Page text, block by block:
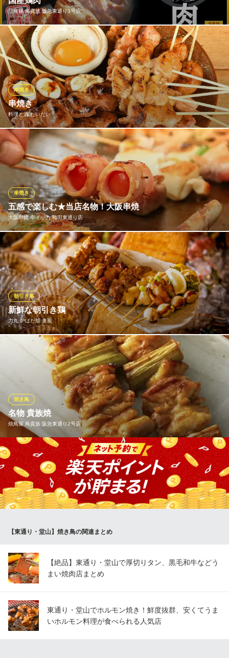
串焼屋 サカトリーナ
魚×鶏×野菜×居酒屋
阪急線大阪梅田駅 徒歩7分
大阪府大阪市北区堂山町8-21 石本ビル1F
焼鳥屋 鳥貴族 阪急東通り3号店
おいしい焼鳥は鮮度が大事。価格・味わいともに 満足いただける
焼鳥を追求した結果、 鳥貴族の焼鳥は国産鶏肉を使用しておりま
す。
焼鳥屋 鳥貴族 阪急東通り3号店
焼鳥
大阪メトロ御堂筋線梅田駅13番出口 徒歩4分
大阪府大阪市北区小松原町1-10 梅田パルビル4F
串焼き
料理と酒 たいだい
串焼き
自家配合のタレ4種[醤油タレ・酢タレ・カラシダレ・ニンニク醤
油]でご提供しており、様々な風味でリーズナブルに何本でもお楽
しみいただけます♪
料理と酒 たいだい
焼き鳥
大阪メトロ谷町線東梅田駅 徒歩4分
大阪府大阪市北区小松原町4-5
五感で楽しむ★当店名物！大阪串焼
大阪串焼 串イッカ 梅田東通り店
串焼き
「くわ焼き」の由来となった「鍬(くわ)」は田畑を耕すための道具
のこと。昔、野鳥を鍬の上に置いて焼いて食べたのが始まりと言
われています。串イッカでは《焼く》だけでなく《蒸す》《揚げ
る》《炙る》など様々な調理法で特別な1本を仕上げます！味はも
ちろん彩り豊かな串料理をご堪能下さい。1本からご注文頂けま
す！
大阪串焼 串イッカ 梅田東通り店
くわ焼きと絶品黒毛和牛
大阪メトロ谷町線中崎町駅 徒歩5分
大阪府大阪市北区堂山町10-4 忠兵衛ビル1F
新鮮な朝引き鶏
力丸 炉ばた焼 妻籠
朝引き鳥
毎朝、朝引きを仕入れて串に刺しお客様の目の前で焼き、アツア
ツの串焼きをご提供します。
力丸 炉ばた焼 妻籠
350円均一の炉ばた焼
阪急線梅田駅 徒歩3分
大阪府大阪市北区小松原町4-6
名物 貴族焼
焼鳥屋 鳥貴族 阪急東通り2号店
焼き鳥
一串に90gという大きさを誇る「名物 貴族焼」は鳥貴族のこだわ
り。 鳥貴族の圧倒的な人気No.1メニューです。 おいしくて大きな
焼鳥でお客様も満足していただけると信じています。
焼鳥屋 鳥貴族 阪急東通り2号店
大阪府大阪市北区堂山町5-9 扇会館3F
【東通り・堂山】焼き鳥の関連まとめ
【絶品】東通り・堂山で厚切りタン、黒毛和牛などう
まい焼肉店まとめ
東通り・堂山でホルモン焼き！鮮度抜群、安くてうま
いホルモン料理が食べられる人気店